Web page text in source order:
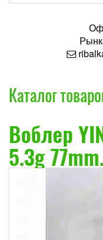
Каталог
Воблер
5.3g 77mm.